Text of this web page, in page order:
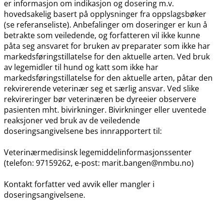
er informasjon om indikasjon og dosering m.v.
hovedsakelig basert på opplysninger fra oppslagsbøker
(se referanseliste). Anbefalinger om doseringer er kun å
betrakte som veiledende, og forfatteren vil ikke kunne
påta seg ansvaret for bruken av preparater som ikke har
markedsføringstillatelse for den aktuelle arten. Ved bruk
av legemidler til hund og katt som ikke har
markedsføringstillatelse for den aktuelle arten, påtar den
rekvirerende veterinær seg et særlig ansvar. Ved slike
rekvireringer bør veterinæren be dyreeier observere
pasienten mht. bivirkninger. Bivirkninger eller uventede
reaksjoner ved bruk av de veiledende
doseringsangivelsene bes innrapportert til:
Veterinærmedisinsk legemiddelinformasjonssenter
(telefon: 97159262, e-post: marit.bangen@nmbu.no)
Kontakt forfatter ved avvik eller mangler i
doseringsangivelsene.